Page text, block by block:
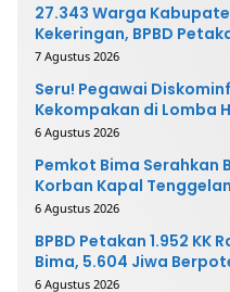
27.343 Warga
Kekeringan, BPBD
7 Agustus 2026
Seru! Pegawai
Kekompakan di Lomba
6 Agustus 2026
Pemkot Bima Serahkan
Korban Kapal
6 Agustus 2026
BPBD Petakan 1.952 KK
Bima, 5.604 Jiwa
6 Agustus 2026